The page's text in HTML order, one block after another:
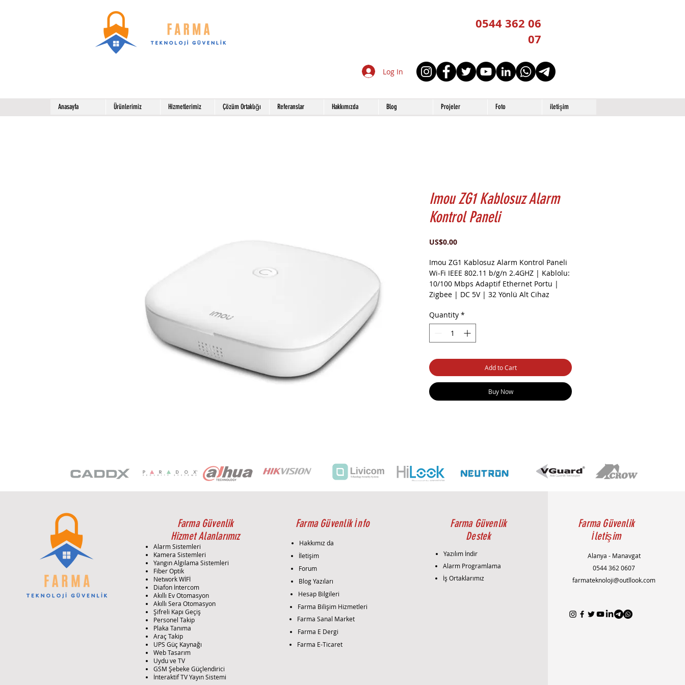
0544 362 06
07
Log In
Anasayfa Ürünlerimiz Hizmetlerimiz Çözüm Ortaklığı Referanslar Hakkımızda Blog Projeler Foto iletişim
Imou ZG1 Kablosuz Alarm
Kontrol Paneli
US$0.00Price
Imou ZG1 Kablosuz Alarm Kontrol Paneli
Wi-Fi IEEE 802.11 b/g/n 2.4GHZ | Kablolu:
10/100 Mbps Adaptif Ethernet Portu |
Zigbee | DC 5V | 32 Yönlü Alt Cihaz
Uygulama Kontrolü
Quantity *
Add to Cart
Buy Now
Farma Güvenlik
Hizmet Alanlarımız
Alarm Sistemleri
Kamera Sistemleri
Yangın Algılama Sistemleri
Fiber Optik
Network WİFİ
Diafon İntercom
Akıllı Ev Otomasyon
Akıllı Sera Otomasyon
Şifreli Kapı Geçiş
Personel Takip
Plaka Tanıma
Araç Takip
UPS Güç Kaynağı
Web Tasarım
Uydu ve TV
GSM Şebeke Güçlendirici
İnteraktif TV Yayın Sistemi
Farma Güvenlik İnfo
Hakkımız da
İletişim
Forum
Blog Yazıları
Hesap Bilgileri
Farma Bilişim Hizmetleri
Farma Sanal Market
Farma E Dergi
Farma E-Ticaret
Farma Güvenlik
Destek
Yazılım İndir
Alarm Programlama
İş Ortaklarımız
Farma Güvenlik
İletişim
Alanya - Manavgat
0544 362 0607
farmateknoloji@outllook.com